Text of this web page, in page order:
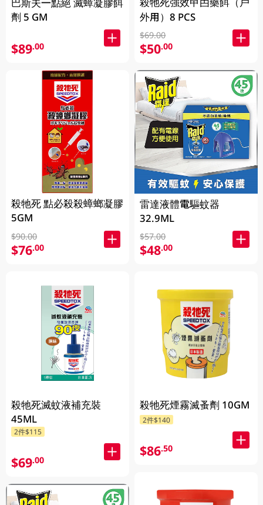
劑 5 GM
$89.00
殺牠死 點必殺殺蟑螂凝膠
5GM
$90.00
$76.00
殺牠死滅蚊液補充裝
45ML
2件$115
$69.00
外用）8 PCS
$69.00
$50.00
雷達液體電驅蚊器
32.9ML
$57.00
$48.00
殺牠死煙霧滅蚤劑 10GM
2件$140
$86.50